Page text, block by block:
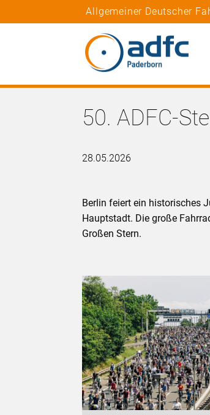
Allgemeiner Deutscher
50. ADFC-
28.05.2026
Berlin feiert ein historisches
Hauptstadt. Die große
Großen Stern.